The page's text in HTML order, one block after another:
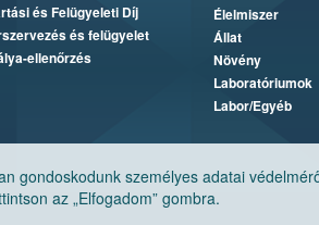
gondoskodunk személyes adatai
az „Elfogadom” gombra.
és Felügyeleti Díj
és felügyelet
ellenőrzés
Élelmiszer
Állat
Növény
Laboratóriumok
Labor/Egyéb